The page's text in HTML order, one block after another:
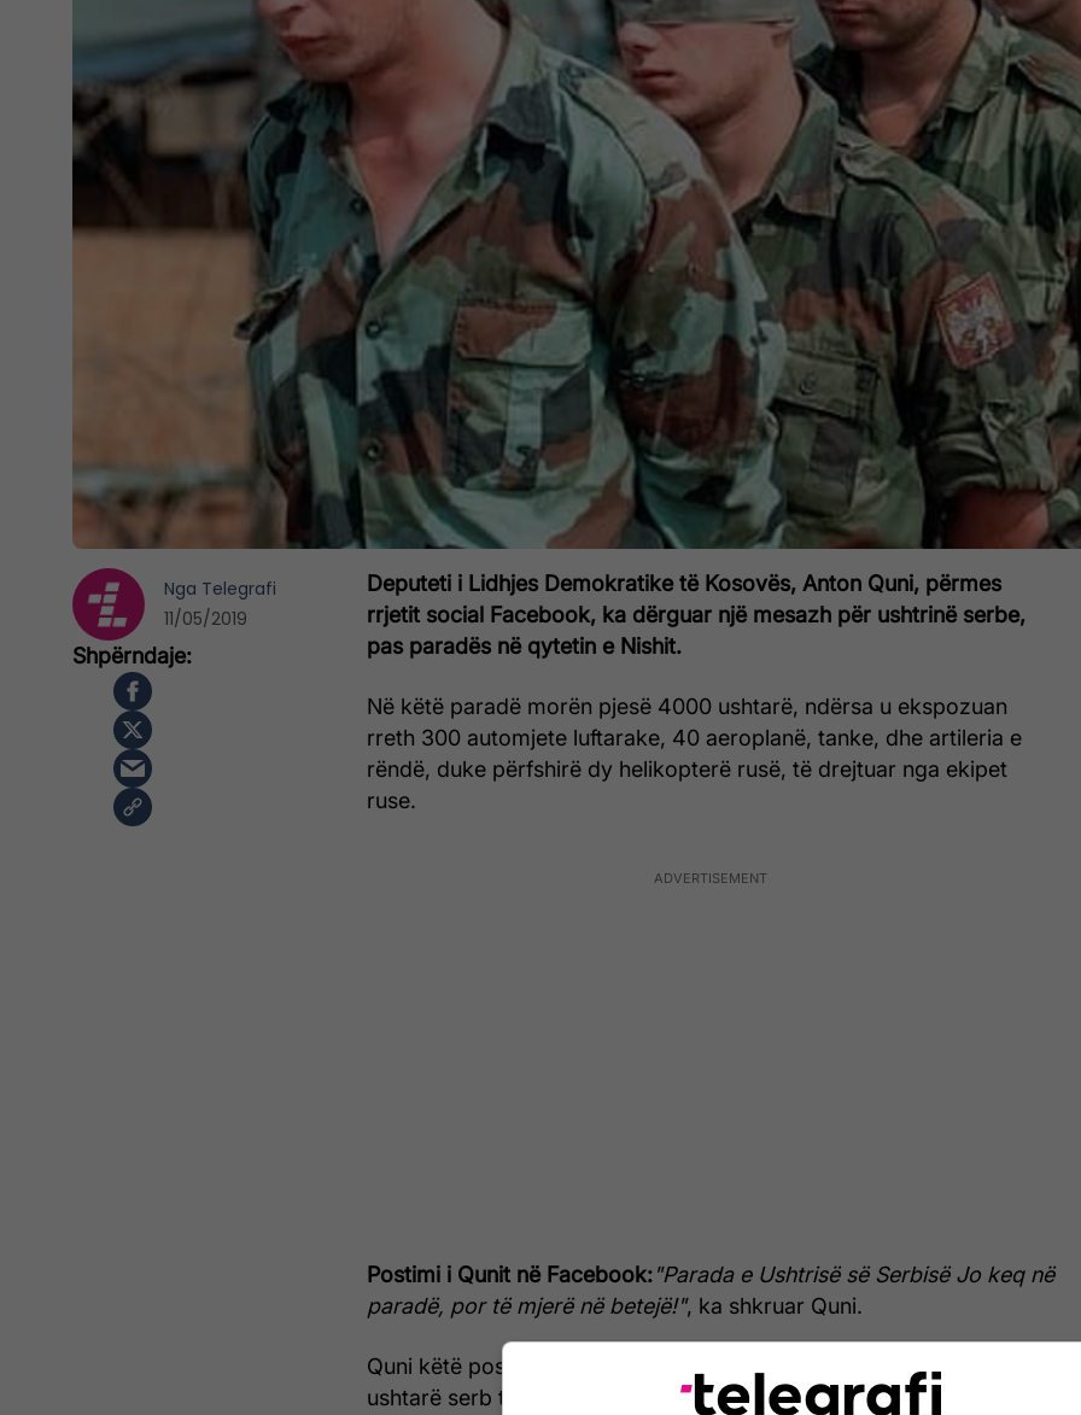
Deputeti i Lidhjes Demokratike të Kosovës, Anton Quni, përmes
rrjetit social Facebook, ka dërguar një mesazh për ushtrinë serbe,
pas paradës në qytetin e Nishit.
Në këtë paradë morën pjesë 4000 ushtarë, ndërsa u ekspozuan
rreth 300 automjete luftarake, 40 aeroplanë, tanke, dhe artileria e
rëndë, duke përfshirë dy helikopterë rusë, të drejtuar nga ekipet
ruse.
Postimi i Qunit në Facebook:"Parada e Ushtrisë së Serbisë Jo keq në
paradë, por të mjerë në betejë!", ka shkruar Quni.
Quni këtë postim e ka shoqëruar me disa fotografi ku shihen disa
ushtarë serb të kapur peng, me sytë e lidhur me shirita, tanke të
Nga Telegrafi
11/05/2019